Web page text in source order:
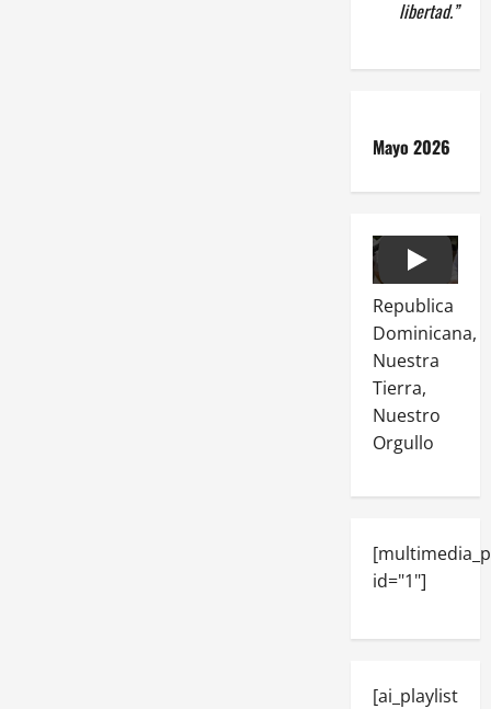
libertad.”
Mayo 2026
Play
Republica
Dominicana,
Nuestra
Tierra,
Nuestro
Orgullo
id="1"]
[ai_playlist